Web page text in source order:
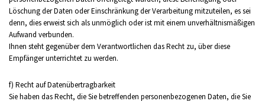
Löschung der Daten oder Einschränkung der Verarbeitung mitzuteilen, es sei
denn, dies erweist sich als unmöglich oder ist mit einem unverhältnismäßigen
Aufwand verbunden.
Ihnen steht gegenüber dem Verantwortlichen das Recht zu, über diese
Empfänger unterrichtet zu werden.
f) Recht auf Datenübertragbarkeit
Sie haben das Recht, die Sie betreffenden personenbezogenen Daten, die Sie